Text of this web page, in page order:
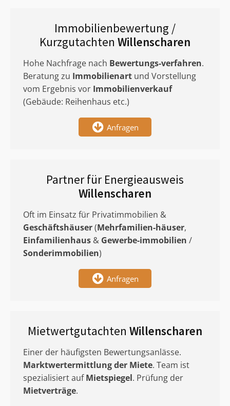
Immobilienbewertung /
Kurzgutachten Willenscharen
Hohe Nachfrage nach Bewertungs-verfahren.
Beratung zu Immobilienart und Vorstellung
vom Ergebnis vor Immobilienverkauf
(Gebäude: Reihenhaus etc.)
Anfragen
Partner für Energieausweis
Willenscharen
Oft im Einsatz für Privatimmobilien &
Geschäftshäuser(Mehrfamilien-häuser,
Einfamilienhaus & Gewerbe-immobilien /
Sonderimmobilien)
Anfragen
Mietwertgutachten Willenscharen
Einer der häufigsten Bewertungsanlässe.
Marktwertermittlungder Miete. Team ist
spezialisiert aufMietspiegel. Prüfung der
Mietverträge.